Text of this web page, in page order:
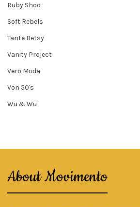
Ruby Shoo
Soft Rebels
Tante Betsy
Vanity Project
Vero Moda
Von 50's
Wu & Wu
About Movimento